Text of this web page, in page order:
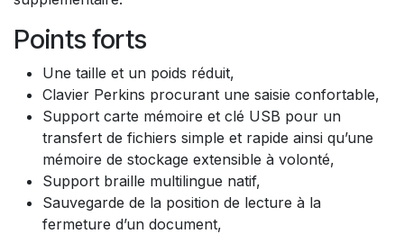
Points forts
Une taille et un poids réduit,
Clavier Perkins procurant une saisie confortable,
Support carte mémoire et clé USB pour un
transfert de fichiers simple et rapide ainsi qu’une
mémoire de stockage extensible à volonté,
Support braille multilingue natif,
Sauvegarde de la position de lecture à la
fermeture d’un document,